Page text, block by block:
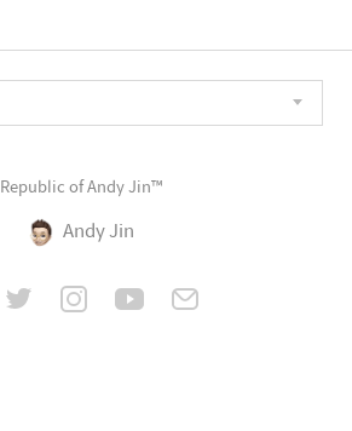
Republic of Andy Jin™
Andy Jin